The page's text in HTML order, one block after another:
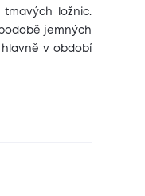
ložnic.
jemných
v období